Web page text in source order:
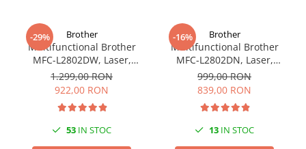
-29% Brother
Multifunctional Brother
MFC-L2802DW, Laser,
Monocrom, Wi-Fi, USB, ADF,
A4, Duplex, 32ppm
1.299,00 RON
922,00 RON
53 IN STOC
-16% Brother
Multifunctional Brother
MFC-L2802DN, Laser,
Monocrom, Ethernet, USB,
ADF, 32ppm, A4
999,00 RON
839,00 RON
13 IN STOC